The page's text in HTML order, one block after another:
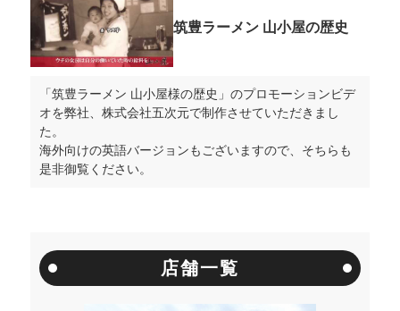
筑豊ラーメン 山小屋の歴史
「筑豊ラーメン 山小屋様の歴史」のプロモーションビデ
オを弊社、株式会社五次元で制作させていただきまし
た。
海外向けの英語バージョンもございますので、そちらも
是非御覧ください。
店舗一覧